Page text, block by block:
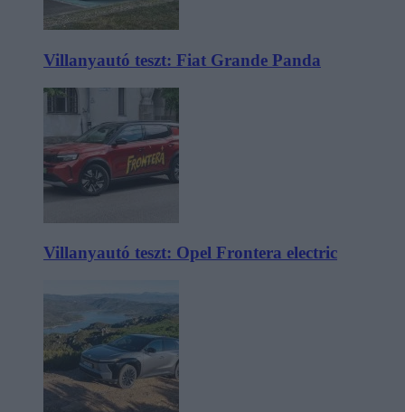
Villanyautó teszt: Fiat Grande Panda
Villanyautó teszt: Opel Frontera electric